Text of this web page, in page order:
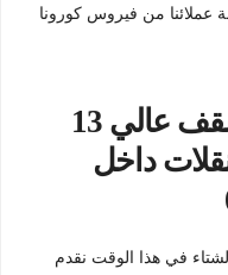
عملائنا من فيروس كورونا
ايجار تويوتا هاي اس سقف عالي 13
2021 للتنقلات داخل
في هذا الوقت نقدم